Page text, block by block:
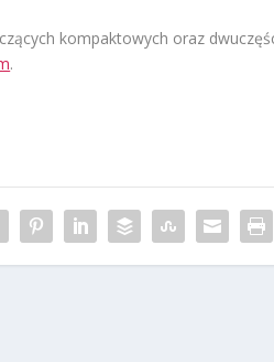
kompaktowych oraz
.